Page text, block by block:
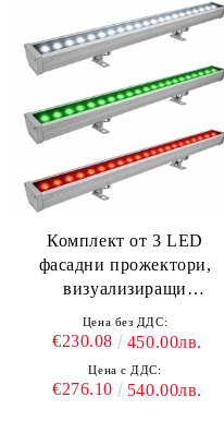
Комплект от 3 LED
фасадни прожектори,
визуализиращи
Цена без ДДС:
€230.08 450.00лв.
Цена с ДДС:
€276.10 540.00лв.